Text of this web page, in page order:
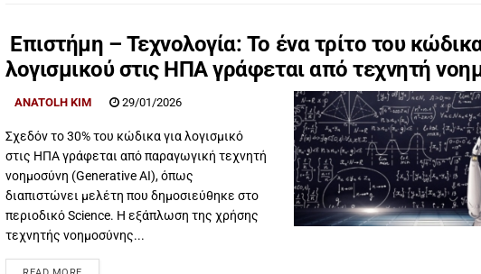
Επιστήμη – Τεχνολογία: Το ένα τρίτο του
λογισμικού στις ΗΠΑ γράφεται από τεχνητή
ANATOLH KIM 29/01/2026
Σχεδόν το 30% του κώδικα για λογισμικό
στις ΗΠΑ γράφεται από παραγωγική τεχνητή
νοημοσύνη (Generative AI), όπως
διαπιστώνει μελέτη που δημοσιεύθηκε στο
περιοδικό Science. Η εξάπλωση της χρήσης
τεχνητής νοημοσύνης...